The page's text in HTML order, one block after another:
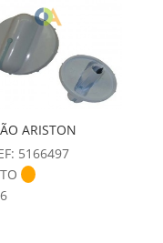
ARISTON
5166497